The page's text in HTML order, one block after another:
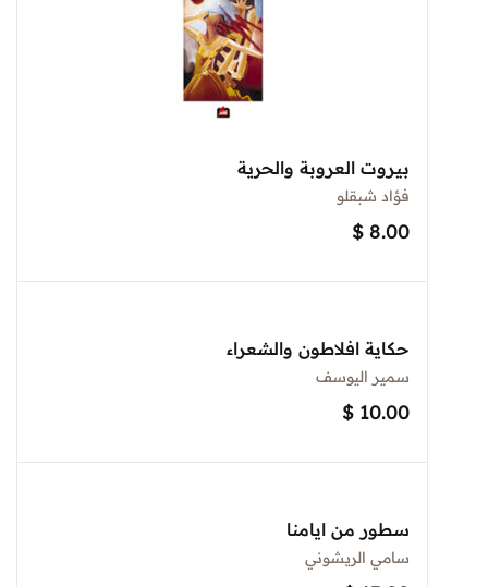
بيروت العروبة والحرية
فؤاد شبقلو
$ 8.00
حكاية افلاطون والشعراء
سمير اليوسف
$ 10.00
سطور من ايامنا
سامي الريشوني